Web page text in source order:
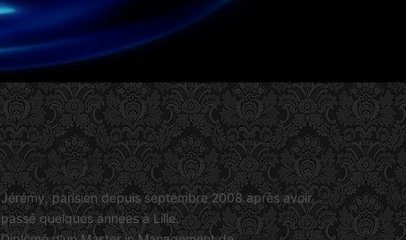
Jérémy Viault
Jérémy, parisien depuis septembre 2008 après avoir
passé quelques années à Lille.